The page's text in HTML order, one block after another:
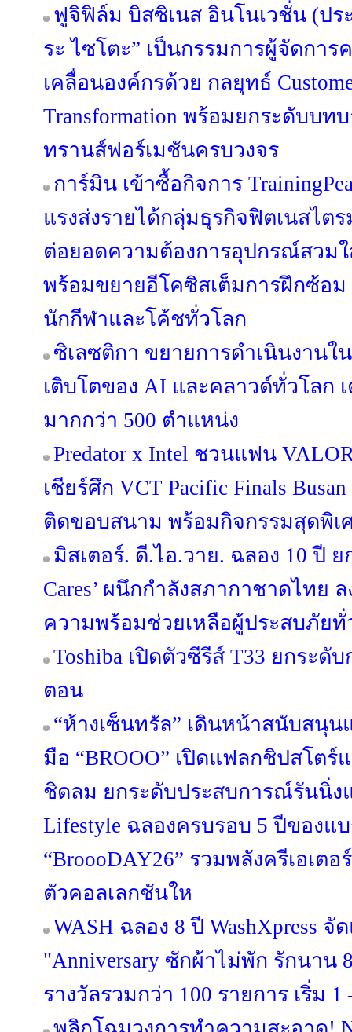
ฟูจิฟิล์ม บิสซิเนส อินโนเวชั่น (ปร
ระ ไซโตะ” เป็นกรรมการผู้จัดกา
เคลื่อนองค์กรด้วย กลยุทธ์
Transformation พร้อมยกระดับบ
ทรานส์ฟอร์เมชันครบวงจร
การ์มิน เข้าซื้อกิจการ
แรงส่งรายได้กลุ่มธุรกิจฟิตเนสไตร
ต่อยอดความต้องการอุปกรณ์สวม
พร้อมขยายอีโคซิสเต็มการฝึกซ้อ
นักกีฬาและโค้ชทั่วโลก
ซิเลซติกา ขยายการดำเนินงานใ
เติบโตของ AI และคลาวด์ทั่วโลก
มากกว่า 500 ตำแหน่ง
Predator x Intel ชวนแฟน
เชียร์ศึก VCT Pacific Finals
ติดขอบสนาม พร้อมกิจกรรมสุดพิเ
มิสเตอร์. ดี.ไอ.วาย. ฉลอง 10 ปี ย
Cares’ ผนึกกำลังสภากาชาดไทย
ความพร้อมช่วยเหลือผู้ประสบภัยทั่
Toshiba เปิดตัวซีรีส์ T33 ยกระดั
ตอน
“ห้างเซ็นทรัล” เดินหน้าสนับสนุ
มือ “BROOO” เปิดแฟลกชิปสโต
ชิดลม ยกระดับประสบการณ์รันนิ่ง
Lifestyle ฉลองครบรอบ 5 ปีของแ
“BroooDAY26” รวมพลังครีเอเต
ตัวคอลเลกชันให
WASH ฉลอง 8 ปี WashXpress
"Anniversary ซักผ้าไม่พัก รักนา
รางวัลรวมกว่า 100 รายการ เริ่ม 1